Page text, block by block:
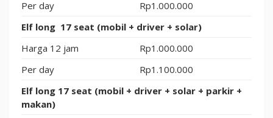
Per day
Rp1.000.000
Elf long 17 seat (mobil + driver + solar)
Harga 12 jam
Rp1.000.000
Per day
Rp1.100.000
Elf long 17 seat (mobil + driver + solar + parkir +
makan)